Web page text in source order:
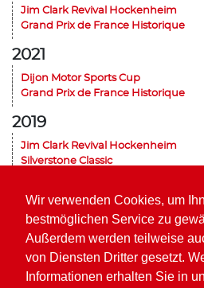
Wir verwenden Cookies, um
bestmöglichen Service zu
Außerdem werden teilweise
von Diensten Dritter gesetzt.
Informationen erhalten Sie in
Jim Clark Revival Hockenheim
Grand Prix de France Historique
2021
Dijon Motor Sports Cup
Grand Prix de France Historique
2019
Jim Clark Revival Hockenheim
Silverstone Classic
Home Impressum